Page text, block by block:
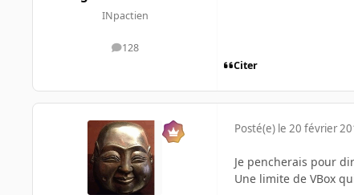
INpactien
128
messages
Citer
Posté(e) le 20 février
Je pencherais pour
Une limite de VBox